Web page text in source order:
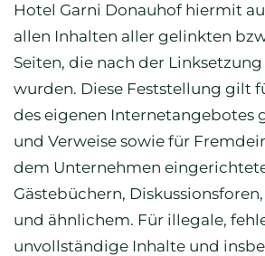
Hotel Garni Donauhof hiermit
allen Inhalten aller gelinkten
Seiten, die nach der
wurden. Diese Feststellung gilt
des eigenen Internetangebotes
und Verweise sowie für
dem Unternehmen
Gästebüchern,
und ähnlichem. Für illegale,
unvollständige Inhalte und